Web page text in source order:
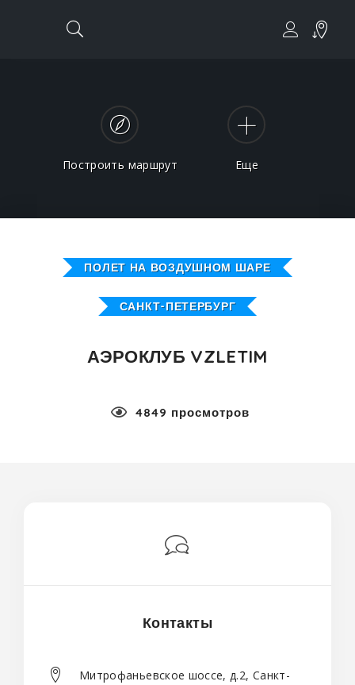
Построить маршрут Еще
ПОЛЕТ НА ВОЗДУШНОМ ШАРЕ
САНКТ-ПЕТЕРБУРГ
АЭРОКЛУБ VZLETIM
4849 просмотров
Контакты
Митрофаньевское шоссе, д.2, Санкт-